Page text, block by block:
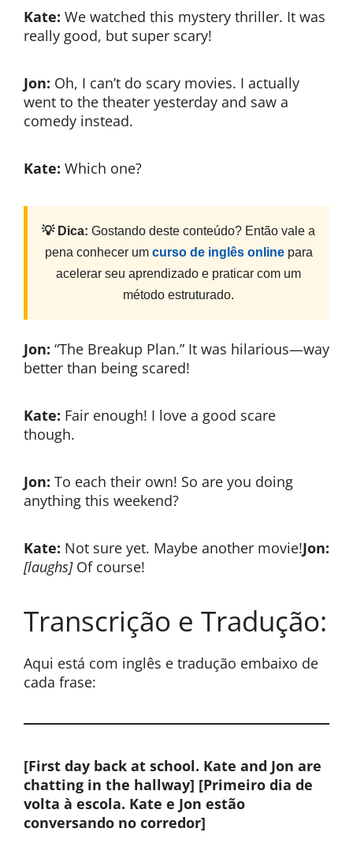
Kate: We watched this mystery thriller. It was
really good, but super scary!
Jon: Oh, I can’t do scary movies. I actually
went to the theater yesterday and saw a
comedy instead.
Kate: Which one?
💡 Dica: Gostando deste conteúdo? Então vale a
pena conhecer um curso de inglês onlinepara
acelerar seu aprendizado e praticar com um
método estruturado.
Jon: “The Breakup Plan.” It was hilarious—way
better than being scared!
Kate: Fair enough! I love a good scare
though.
Jon: To each their own! So are you doing
anything this weekend?
Kate: Not sure yet. Maybe another movie!Jon:
[laughs]Of course!
Transcrição e Tradução:
Aqui está com inglês e tradução embaixo de
cada frase:
[First day back at school. Kate and Jon are
chatting in the hallway] [Primeiro dia de
volta à escola. Kate e Jon estão
conversando no corredor]